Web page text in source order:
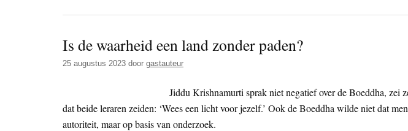
Is de waarheid een land zonder paden?
25 augustus 2023 door gastauteur
Jiddu Krishnamurti sprak niet negatief over de Boeddha, zei
dat beide leraren zeiden: ‘Wees een licht voor jezelf.’ Ook de Boeddha wilde niet dat
autoriteit, maar op basis van onderzoek.